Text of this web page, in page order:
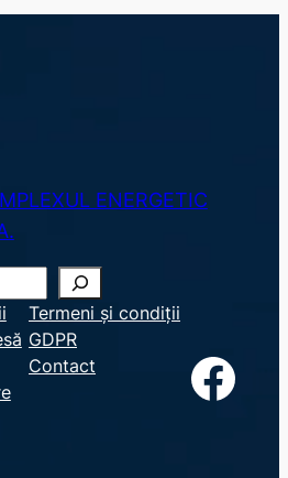
ENERGETIC
Termeni și condiții
GDPR
Contact
Facebook